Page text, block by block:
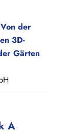
der
3D-
Gärten
A